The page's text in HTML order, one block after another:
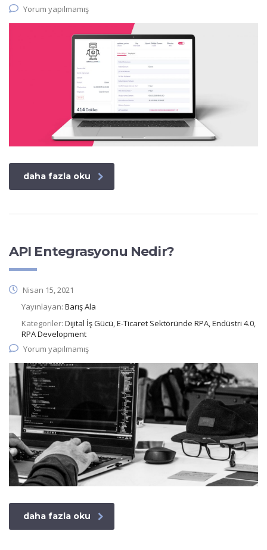
Yorum yapılmamış
daha fazla oku
API Entegrasyonu Nedir?
Nisan 15, 2021
Yayınlayan: Barış Ala
Kategoriler: Dijital İş Gücü, E-Ticaret Sektöründe RPA, Endüstri 4.0,
RPA Development
Yorum yapılmamış
daha fazla oku